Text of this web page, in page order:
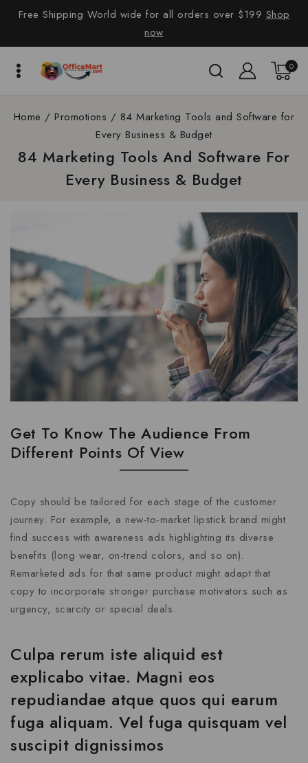
Free Shipping World wide for all orders over $199 Shop
now
0
Home / Promotions / 84 Marketing Tools and Software for
Every Business & Budget
84 Marketing Tools And Software For
Every Business & Budget
Get To Know The Audience From
Different Points Of View
Copy should be tailored for each stage of the customer
journey. For example, a new-to-market lipstick brand might
find success with awareness ads highlighting its diverse
benefits (long wear, on-trend colors, and so on).
Remarketed ads for that same product might adapt that
copy to incorporate stronger purchase motivators such as
urgency, scarcity or special deals.
Culpa rerum iste aliquid est
explicabo vitae. Magni eos
repudiandae atque quos qui earum
fuga aliquam. Vel fuga quisquam vel
suscipit dignissimos